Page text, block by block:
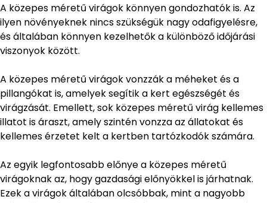
A közepes méretű virágok könnyen gondozhatók is. Az
ilyen növényeknek nincs szükségük nagy odafigyelésre,
és általában könnyen kezelhetők a különböző időjárási
viszonyok között.
A közepes méretű virágok vonzzák a méheket és a
pillangókat is, amelyek segítik a kert egészségét és
virágzását. Emellett, sok közepes méretű virág kellemes
illatot is áraszt, amely szintén vonzza az állatokat és
kellemes érzetet kelt a kertben tartózkodók számára.
Az egyik legfontosabb előnye a közepes méretű
virágoknak az, hogy gazdasági előnyökkel is járhatnak.
Ezek a virágok általában olcsóbbak, mint a nagyobb